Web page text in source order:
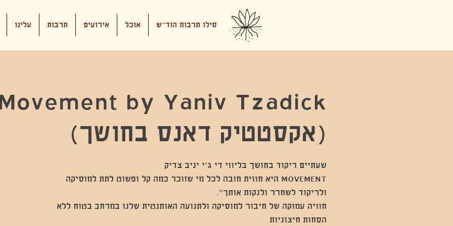
סילו תרבות הוד"ש אוכל אירועים תרבות עלינו
by Yaniv Tzadick
(אקסטטיק דאנס בחושך)
MOVEMENT היא חווית חובה לכל מי שזוכר כמה קל ופשוט לתת למוסיקה
חוויה עמוקה של חיבור למוסיקה ולתנועה האותנטית שלנו במרחב בטוח ללא